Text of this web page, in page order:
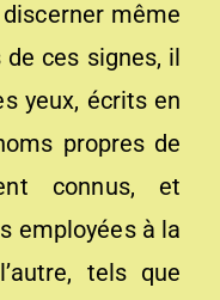
même
ces signes, il
yeux, écrits en
propres de
connus, et
employées à la
tels que